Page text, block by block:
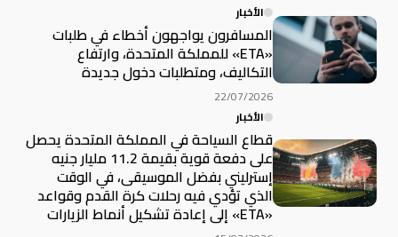
الأخبار
المسافرون يواجهون أخطاء في طلبات
«ETA» للمملكة المتحدة، وارتفاع
التكاليف، ومتطلبات دخول جديدة
22/07/2026
الأخبار
قطاع السياحة في المملكة المتحدة يحصل
على دفعة قوية بقيمة 11.2 مليار جنيه
إسترليني بفضل الموسيقى، في الوقت
الذي تؤدي فيه رحلات كرة القدم وقواعد
«ETA» إلى إعادة تشكيل أنماط الزيارات